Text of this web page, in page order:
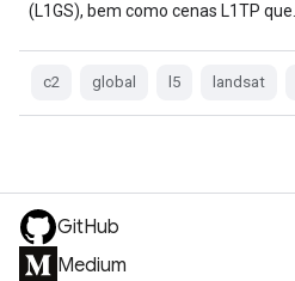
(L1GS), bem como cenas L1TP que…
c2 global l5 landsat
GitHub
Medium